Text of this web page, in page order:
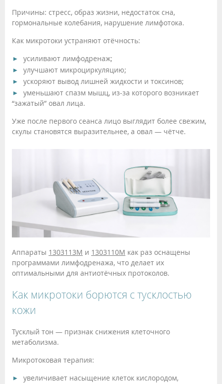
Причины: стресс, образ жизни, недостаток сна,
гормональные колебания, нарушение лимфотока.
Как микротоки устраняют отёчность:
усиливают лимфодренаж;
улучшают микроциркуляцию;
ускоряют вывод лишней жидкости и токсинов;
уменьшают спазм мышц, из-за которого возникает
“зажатый” овал лица.
Уже после первого сеанса лицо выглядит более свежим,
скулы становятся выразительнее, а овал — чётче.
Аппараты 1303113М и 1303110М как раз оснащены
программами лимфодренажа, что делает их
оптимальными для антиотёчных протоколов.
Как микротоки борются с тусклостью
кожи
Тусклый тон — признак снижения клеточного
метаболизма.
Микротоковая терапия:
увеличивает насыщение клеток кислородом,